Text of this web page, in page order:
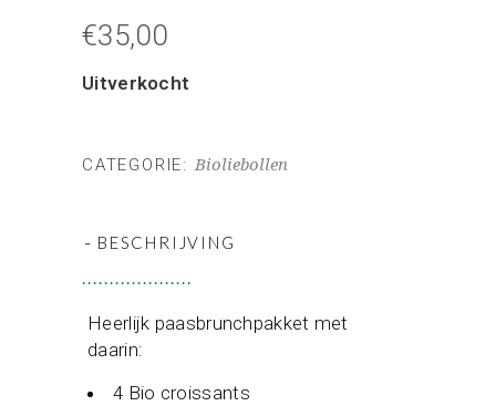
€35,00
Uitverkocht
CATEGORIE:Bioliebollen
- BESCHRIJVING
Heerlijk paasbrunchpakket met
daarin:
4 Bio croissants